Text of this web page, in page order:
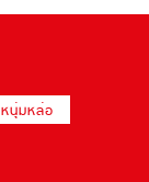
หนุ่มหล่อ